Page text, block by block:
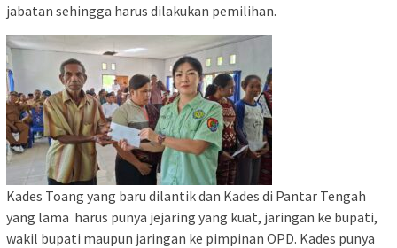
jabatan sehingga harus dilakukan pemilihan.
Kades Toang yang baru dilantik dan Kades di Pantar Tengah
yang lama harus punya jejaring yang kuat, jaringan ke bupati,
wakil bupati maupun jaringan ke pimpinan OPD. Kades punya